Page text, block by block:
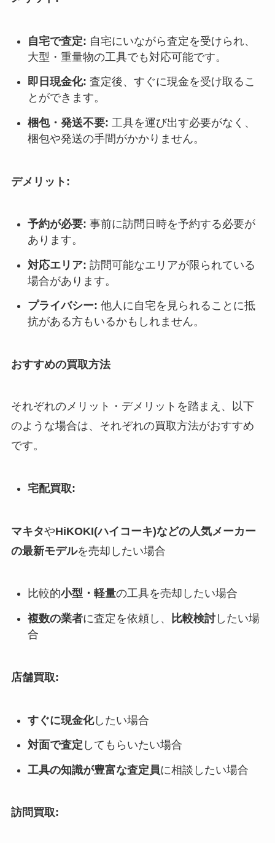
自宅で査定: 自宅にいながら査定を受けられ、
大型・重量物の工具でも対応可能です。
即日現金化: 査定後、すぐに現金を受け取るこ
とができます。
梱包・発送不要: 工具を運び出す必要がなく、
梱包や発送の手間がかかりません。
デメリット:
予約が必要: 事前に訪問日時を予約する必要が
あります。
対応エリア: 訪問可能なエリアが限られている
場合があります。
プライバシー: 他人に自宅を見られることに抵
抗がある方もいるかもしれません。
おすすめの買取方法
それぞれのメリット・デメリットを踏まえ、以下
のような場合は、それぞれの買取方法がおすすめ
です。
宅配買取:
マキタやHiKOKI(ハイコーキ)などの人気メーカー
の最新モデルを売却したい場合
比較的小型・軽量の工具を売却したい場合
複数の業者に査定を依頼し、 比較検討したい場
合
店舗買取:
すぐに現金化したい場合
対面で査定 してもらいたい場合
工具の知識が豊富な査定員に相談したい場合
訪問買取: